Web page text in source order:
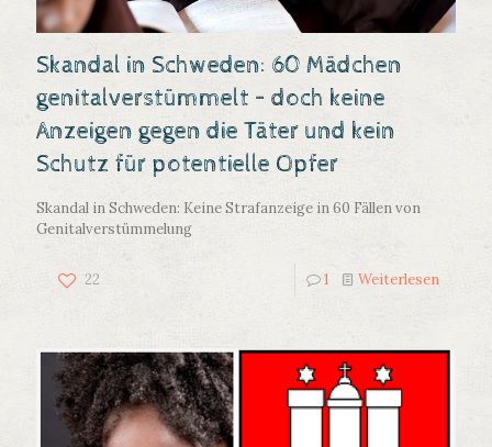
Skandal in Schweden: 60 Mädchen
genitalverstümmelt – doch keine
Anzeigen gegen die Täter und kein
Schutz für potentielle Opfer
Skandal in Schweden: Keine Strafanzeige in 60 Fällen von
Genitalverstümmelung
22 1 Weiterlesen